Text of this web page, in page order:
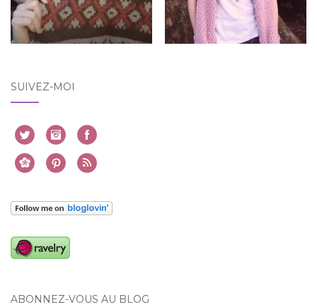
SUIVEZ-MOI
ABONNEZ-VOUS AU BLOG